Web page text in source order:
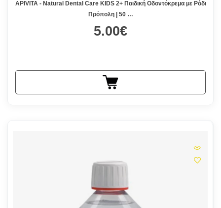
APIVITA - Natural Dental Care KIDS 2+ Παιδική Οδοντόκρεμα με Ρόδι
Πρόπολη | 50 …
5.00€